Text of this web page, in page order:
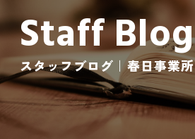
活動内容
ご利用までの流れ
採用情報
Staff Blog
スタッフブログ｜春日事業所